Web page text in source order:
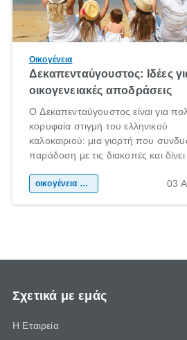
Οικογένεια
Δεκαπενταύγουστος: Ιδέες
οικογενειακές αποδράσεις
Ο Δεκαπενταύγουστος είναι για
κορυφαία στιγμή του ελληνικού
καλοκαιριού: μια γιορτή που
παράδοση με τις διακοπές και δίνει
χώρας. Είτε πρόκειται για λίγες
οικογένεια & παιδί 03
Σχετικά με εμάς
Η Εταιρεία